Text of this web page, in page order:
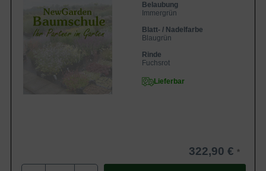
Belaubung
Immergrün
Blatt- / Nadelfarbe
Blaugrün
Rinde
Fuchsrot
Lieferbar
322,90 €